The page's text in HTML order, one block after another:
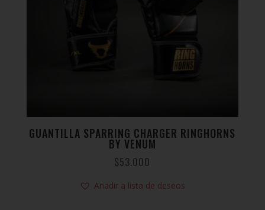
GUANTILLA SPARRING CHARGER RINGHORNS
BY VENUM
$53.000
Añadir a lista de deseos